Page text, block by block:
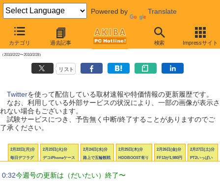
Powered by Translate
カテゴリ 過去記事 検索 Impressサイト
【 2010年2月27日号 】
AKIBA PC Hotline! Twitter更新履歴
（2010/2/22〜2010/2/28）
リスト
Twitterを使って配信している取材速報や特価情報の更新履歴です。
なお、利用している外部サービスの状況により、一部の画像が表示さ
れない場合もございます。
試験サービスにつき、予告無く中断/終了することがありますのでご
了承ください。
2月22日(月)分
毎日デフラグ
2月23日(火)分
デコiPhoneケース
2月24日(水)分
路上で五輪観戦
2月25日(木)分
HDDBOOST有り
2月26日(金)分
FF13が1,980円
2月27日(土)分
PT2いっぱい
0:32今週号の更新は（だいたい）終了〜